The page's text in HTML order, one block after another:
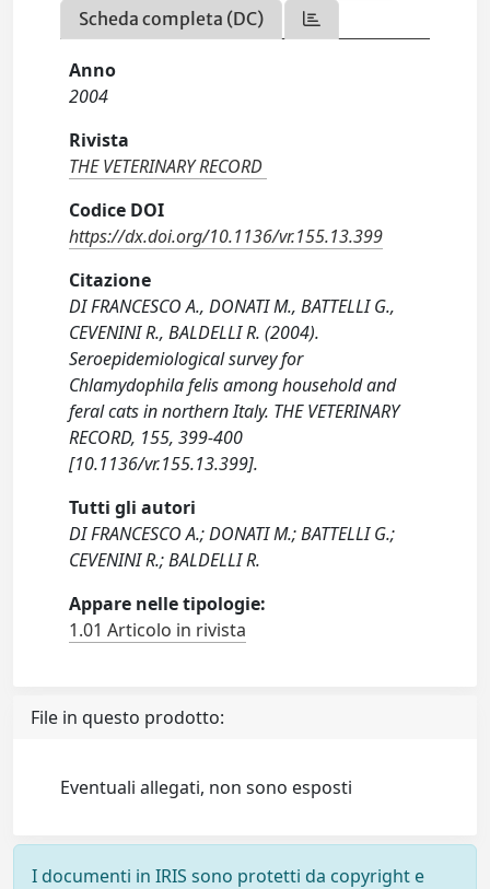
Scheda completa (DC)
Anno
2004
Rivista
THE VETERINARY RECORD
Codice DOI
https://dx.doi.org/10.1136/vr.155.13.399
Citazione
DI FRANCESCO A., DONATI M., BATTELLI G.,
CEVENINI R., BALDELLI R. (2004).
Seroepidemiological survey for
Chlamydophila felis among household and
feral cats in northern Italy. THE VETERINARY
RECORD, 155, 399-400
[10.1136/vr.155.13.399].
Tutti gli autori
DI FRANCESCO A.; DONATI M.; BATTELLI G.;
CEVENINI R.; BALDELLI R.
Appare nelle tipologie:
1.01 Articolo in rivista
File in questo prodotto:
Eventuali allegati, non sono esposti
I documenti in IRIS sono protetti da copyright e